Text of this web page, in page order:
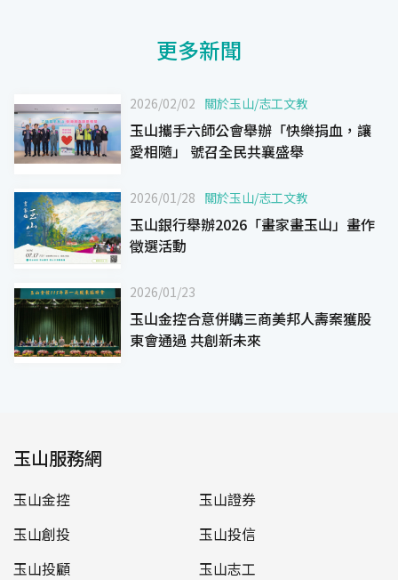
更多新聞
2026/02/02 關於玉山/志工文教
玉山攜手六師公會舉辦「快樂捐血，讓
愛相隨」 號召全民共襄盛舉
2026/01/28 關於玉山/志工文教
玉山銀行舉辦2026「畫家畫玉山」畫作
徵選活動
2026/01/23
玉山金控合意併購三商美邦人壽案獲股
東會通過 共創新未來
玉山服務網
玉山金控
玉山證券
玉山創投
玉山投信
玉山投顧
玉山志工